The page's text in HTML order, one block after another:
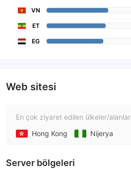
VN
ET
EG
Web sitesi
En çok ziyaret edilen ülkeler/alanlar
Hong Kong
Nijerya
Server bölgeleri